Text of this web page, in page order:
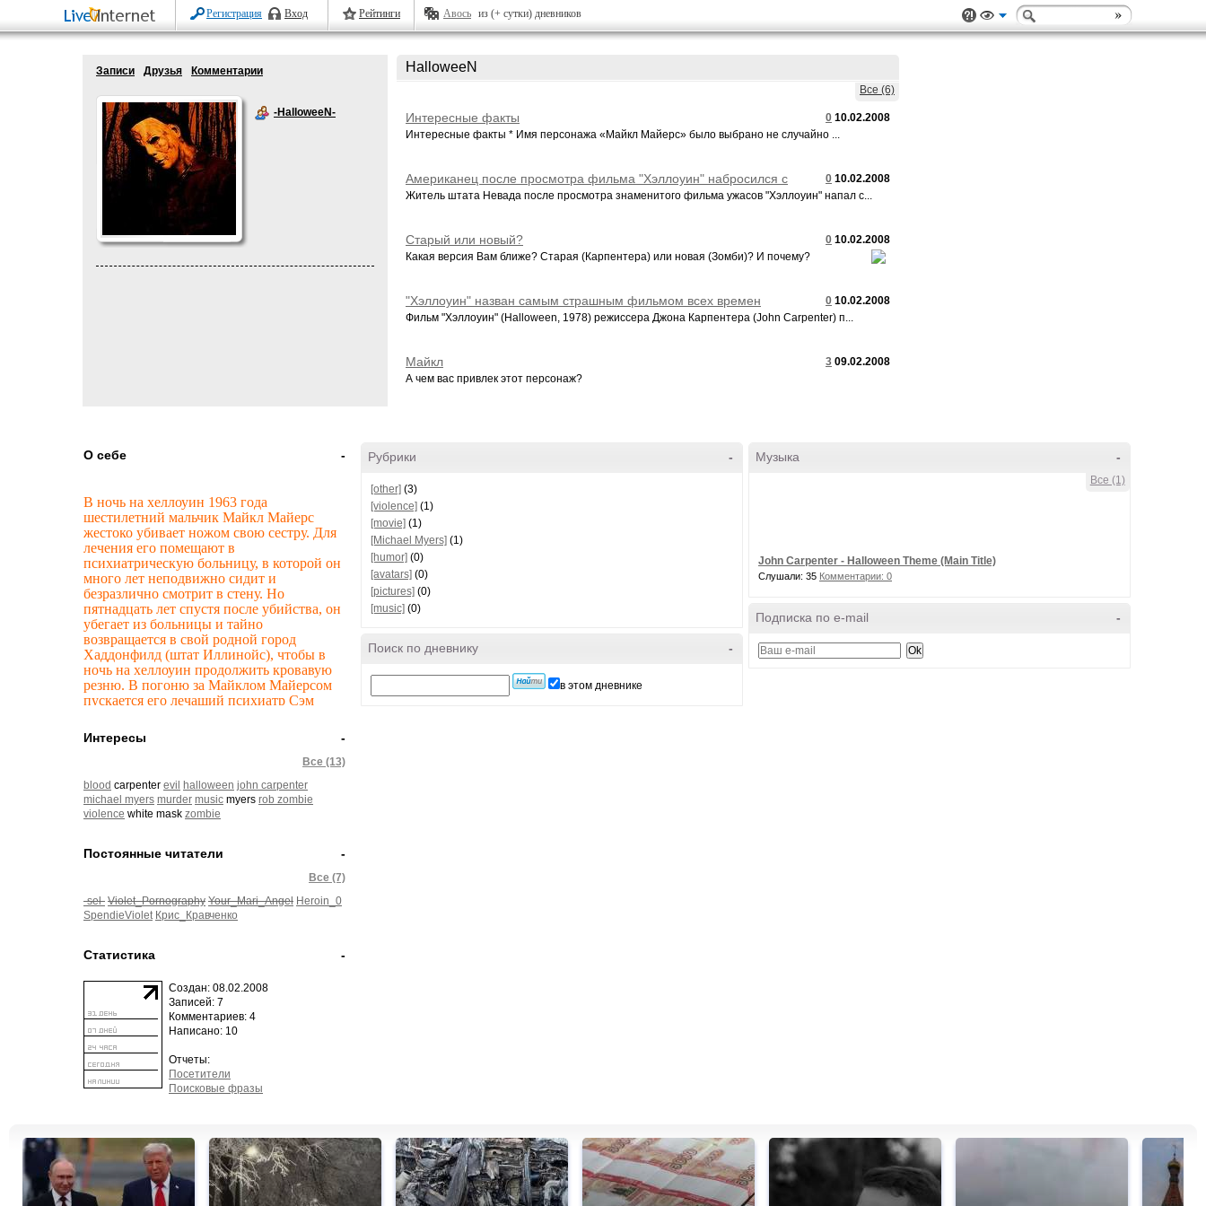
Регистрация Вход Рейтинги Авось из (+ сутки) дневников
Записи Друзья Комментарии
-HalloweeN-
HalloweeN
Все (6)
0 10.02.2008
Интересные факты
Интересные факты * Имя персонажа «Майкл Майерс» было выбрано не случайно ...
0 10.02.2008
Американец после просмотра фильма "Хэллоуин" набросился с
ножом на своего гостя
Житель штата Невада после просмотра знаменитого фильма ужасов "Хэллоуин" напал с...
0 10.02.2008
Старый или новый?
Какая версия Вам ближе? Старая (Карпентера) или новая (Зомби)? И почему?
0 10.02.2008
"Хэллоуин" назван cамым страшным фильмом всех времен
Фильм "Хэллоуин" (Halloween, 1978) режиссера Джона Карпентера (John Carpenter) п...
3 09.02.2008
Майкл
А чем вас привлек этот персонаж?
-
О себе
В ночь на хеллоуин 1963 года
шестилетний мальчик Майкл Майерс
жестоко убивает ножом свою сестру. Для
лечения его помещают в
психиатрическую больницу, в которой он
много лет неподвижно сидит и
безразлично смотрит в стену. Но
пятнадцать лет спустя после убийства, он
убегает из больницы и тайно
возвращается в свой родной город
Хаддонфилд (штат Иллинойс), чтобы в
ночь на хеллоуин продолжить кровавую
резню. В погоню за Майклом Майерсом
пускается его лечащий психиатр Сэм
жертвы юную няню Лори Строуд и
начинает охоту за ней. Попутно убив
двух её друзей, Майкл нападает на Лори
последний момент доктор Сэм Лумис
врывается в дом, встречает Майерса на
лестнице и шесть раз стреляет в него.
подходит к балкону, чтобы увидеть труп,
-
Интересы
Все (13)
blood carpenter evil halloween john carpenter
michael myers murder music myers rob zombie
violence white mask zombie
-
Постоянные читатели
Все (7)
-sel- Violet_Pornography Your_Mari_Angel Heroin_0
SpendieViolet Крис_Кравченко
-
Статистика
Создан: 08.02.2008
Записей: 7
Комментариев: 4
Написано: 10
Отчеты:
Посетители
Поисковые фразы
-
Рубрики
[other] (3)
[violence] (1)
[movie] (1)
[Michael Myers] (1)
[humor] (0)
[avatars] (0)
[pictures] (0)
[music] (0)
-
Поиск по дневнику
в этом дневнике
-
Музыка
Все (1)
John Carpenter - Halloween Theme (Main Title)
Слушали: 35 Комментарии: 0
-
Подписка по e-mail